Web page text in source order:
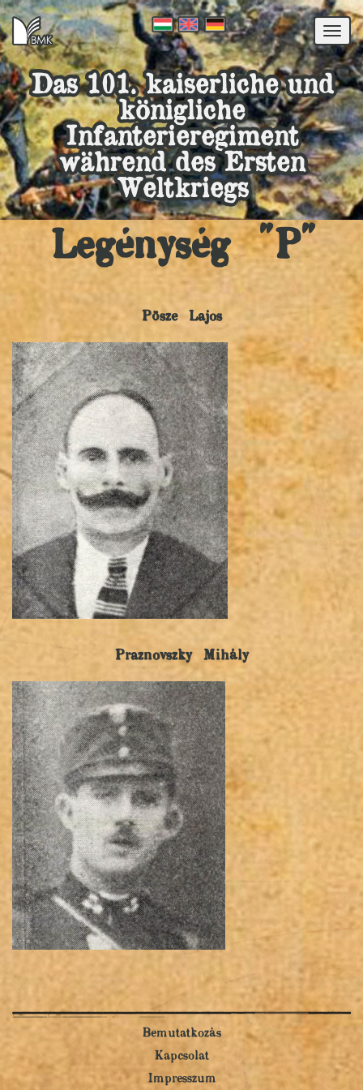
Das 101. kaiserliche und
königliche
Infanterieregiment
während des Ersten
Weltkriegs
Legénység "P"
Pösze Lajos
Praznovszky Mihály
Bemutatkozás
Kapcsolat
Impresszum